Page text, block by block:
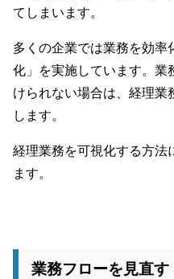
てしまいます。
多くの企業では業務を効率
化」を実施しています。業
けられない場合は、経理業
します。
経理業務を可視化する方法
ます。
業務フローを見直す